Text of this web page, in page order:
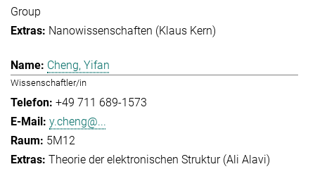
Group
Nanowissenschaften (Klaus Kern)
Cheng, Yifan
Wissenschaftler/in
+49 711 689-1573
y.cheng@...
5M12
Theorie der elektronischen Struktur (Ali Alavi)